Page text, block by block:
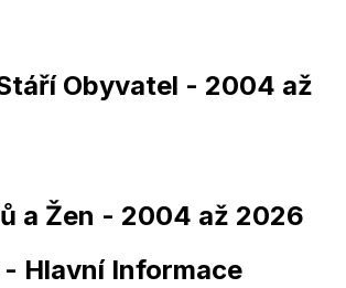
2,015 2,020 2,025
2,015 2,020 2,025
Obyvatel - 2004 až
2,015 2,020 2,025
2,015 2,020 2,025
a Žen - 2004 až 2026
- Hlavní Informace